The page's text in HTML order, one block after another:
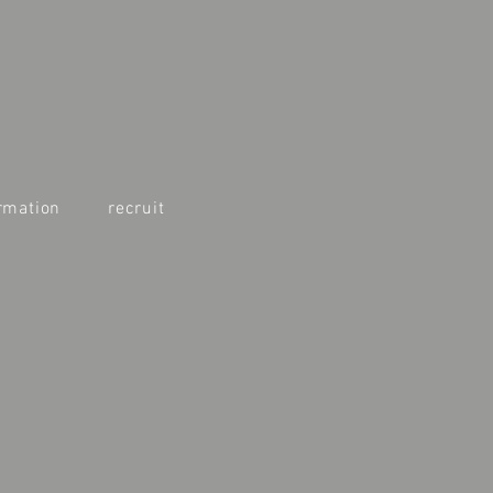
recruit